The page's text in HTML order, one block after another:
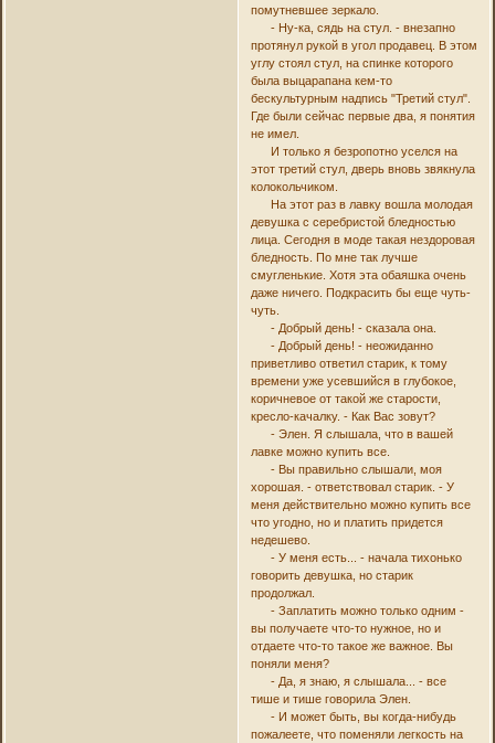
помутневшее зеркало.
- Ну-ка, сядь на стул. - внезапно
протянул рукой в угол продавец. В этом
углу стоял стул, на спинке которого
была выцарапана кем-то
бескультурным надпись "Третий стул".
Где были сейчас первые два, я понятия
не имел.
И только я безропотно уселся на
этот третий стул, дверь вновь звякнула
колокольчиком.
На этот раз в лавку вошла молодая
девушка с серебристой бледностью
лица. Сегодня в моде такая нездоровая
бледность. По мне так лучше
смугленькие. Хотя эта обаяшка очень
даже ничего. Подкрасить бы еще чуть-
чуть.
- Добрый день! - сказала она.
- Добрый день! - неожиданно
приветливо ответил старик, к тому
времени уже усевшийся в глубокое,
коричневое от такой же старости,
кресло-качалку. - Как Вас зовут?
- Элен. Я слышала, что в вашей
лавке можно купить все.
- Вы правильно слышали, моя
хорошая. - ответствовал старик. - У
меня действительно можно купить все
что угодно, но и платить придется
недешево.
- У меня есть... - начала тихонько
говорить девушка, но старик
продолжал.
- Заплатить можно только одним -
вы получаете что-то нужное, но и
отдаете что-то такое же важное. Вы
поняли меня?
- Да, я знаю, я слышала... - все
тише и тише говорила Элен.
- И может быть, вы когда-нибудь
пожалеете, что поменяли легкость на